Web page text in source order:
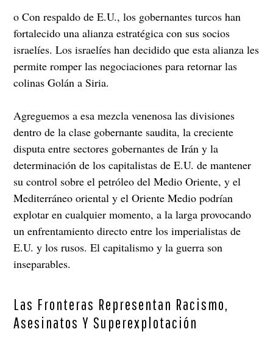
o Con respaldo de E.U., los gobernantes turcos han
fortalecido una alianza estratégica con sus socios
israelíes. Los israelíes han decidido que esta alianza les
permite romper las negociaciones para retornar las
colinas Golán a Siria.
Agreguemos a esa mezcla venenosa las divisiones
dentro de la clase gobernante saudita, la creciente
disputa entre sectores gobernantes de Irán y la
determinación de los capitalistas de E.U. de mantener
su control sobre el petróleo del Medio Oriente, y el
Mediterráneo oriental y el Oriente Medio podrían
explotar en cualquier momento, a la larga provocando
un enfrentamiento directo entre los imperialistas de
E.U. y los rusos. El capitalismo y la guerra son
inseparables.
Las Fronteras Representan Racismo,
Asesinatos Y Superexplotación